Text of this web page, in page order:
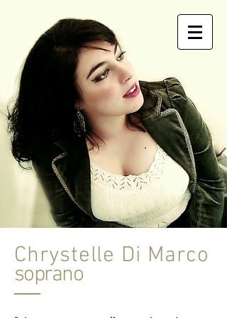
Chrystelle Di Marco
soprano